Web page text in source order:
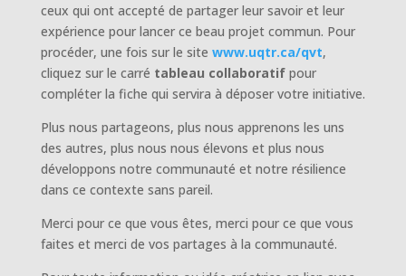
ceux qui ont accepté de partager leur savoir et leur
expérience pour lancer ce beau projet commun. Pour
procéder, une fois sur le site www.uqtr.ca/qvt,
cliquez sur le carré tableau collaboratif pour
compléter la fiche qui servira à déposer votre initiative.
Plus nous partageons, plus nous apprenons les uns
des autres, plus nous nous élevons et plus nous
développons notre communauté et notre résilience
dans ce contexte sans pareil.
Merci pour ce que vous êtes, merci pour ce que vous
faites et merci de vos partages à la communauté.